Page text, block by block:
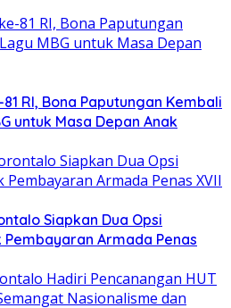
RI, Bona Paputungan Kembali
untuk Masa Depan Anak
Siapkan Dua Opsi
Pembayaran Armada Penas